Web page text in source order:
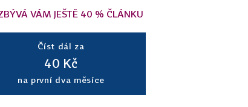
VÁM JEŠTĚ 40 % ČLÁNKU
Číst dál za
40 Kč
na první dva měsíce